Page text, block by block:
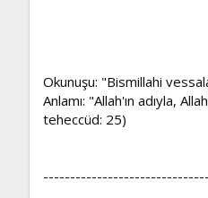
Okunuşu: "Bismillahi
Anlamı: "Allah'ın adıyla,
teheccüd: 25)